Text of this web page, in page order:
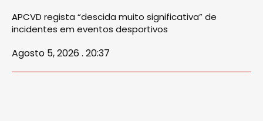
APCVD regista “descida muito significativa” de
incidentes em eventos desportivos
Agosto 5, 2026 . 20:37